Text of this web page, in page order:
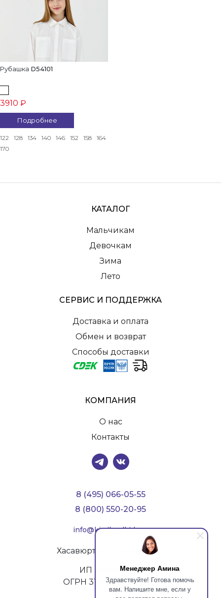
Менеджер Амина
Здравствуйте! Готова помочь
вам. Напишите мне, если у
Рубашка D54101
3910 ₽
Подробнее
122 128 134 140 146 152 158
164
170
КАТАЛОГ
Мальчикам
Девочкам
Зима
Лето
СЕРВИС И ПОДДЕРЖКА
Доставка и оплата
Обмен и возврат
Способы доставки
КОМПАНИЯ
О нас
Контакты
8 (495) 066-05-55
8 (800) 550-20-95
info@kiwilandkids.ru
Хасавюрт ул. Гамидова, 54
ИП Мутиев И.У.
ОГРН 319057100054129